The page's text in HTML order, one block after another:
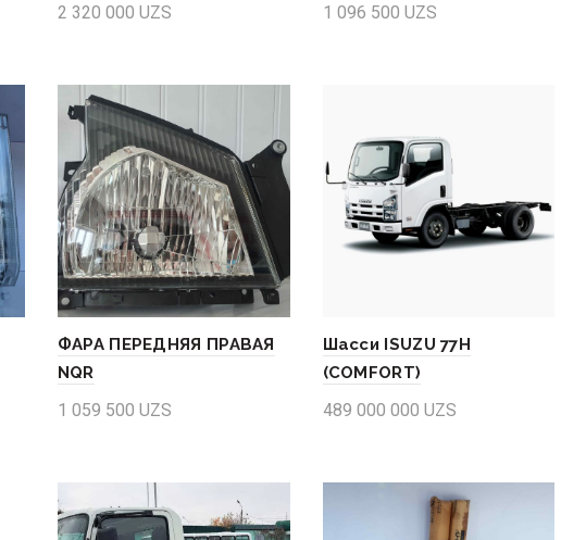
2 320 000 UZS 1 096 500 UZS
ФАРА ПЕРЕДНЯЯ ПРАВАЯ
NQR
1 059 500 UZS
Шасси ISUZU 77H
(COMFORT)
489 000 000 UZS